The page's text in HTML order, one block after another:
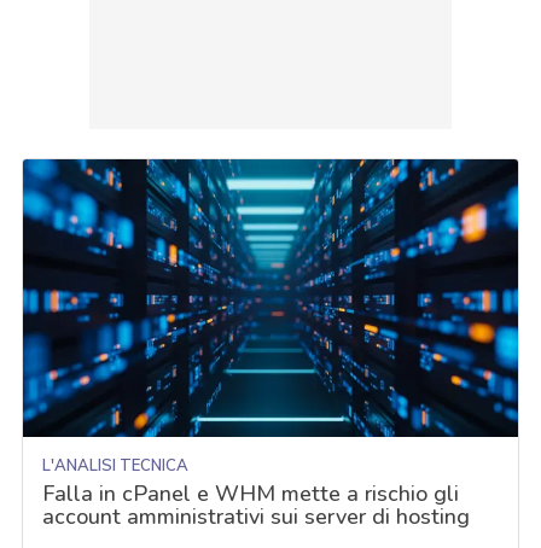
L'ANALISI TECNICA
Falla in cPanel e WHM mette a rischio gli
account amministrativi sui server di hosting